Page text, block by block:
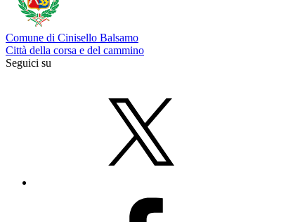
Comune di Cinisello Balsamo
Città della corsa e del cammino
Seguici su